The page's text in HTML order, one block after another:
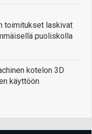
toimitukset laskivat
puoliskolla
kotelon 3D
käyttöön